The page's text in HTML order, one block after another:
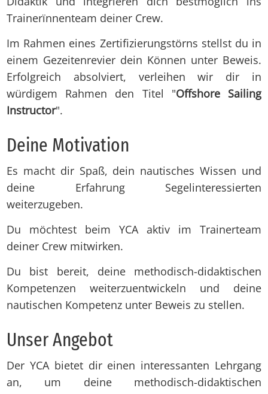
Trainerïnnenteam deiner Crew.
Im Rahmen eines Zertifizierungstörns stellst du in
einem Gezeitenrevier dein Können unter Beweis.
Erfolgreich absolviert, verleihen wir dir in
würdigem Rahmen den Titel "Offshore Sailing
Instructor".
Dei­ne Mo­ti­va­ti­on
Es macht dir Spaß, dein nautisches Wissen und
deine Erfahrung Segelinteressierten
weiterzugeben.
Du möchtest beim YCA aktiv im Trainerteam
deiner Crew mitwirken.
Du bist bereit, deine methodisch-didaktischen
Kompetenzen weiterzuentwickeln und deine
nautischen Kompetenz unter Beweis zu stellen.
Un­ser An­ge­bot
Der YCA bietet dir einen interessanten Lehrgang
an, um deine methodisch-didaktischen